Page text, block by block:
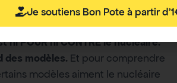
Action=htmlpage&page=about
ni POUR ni CONTRE le nucléaire.
des modèles. Et pour comprendre
modèles aiment le nucléaire
Je soutiens Bon Pote à partir